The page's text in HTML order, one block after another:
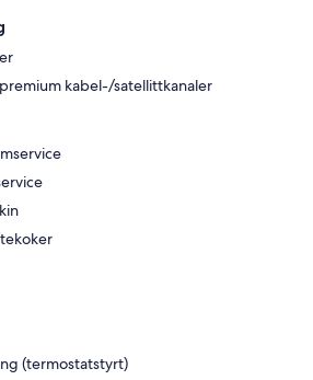
kabel-/satellittkanaler
(termostatstyrt)